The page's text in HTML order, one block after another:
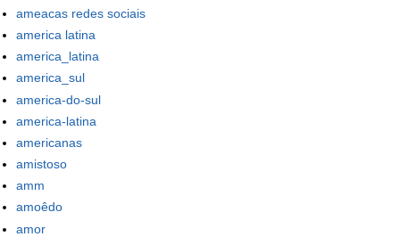
ameacas redes sociais
america latina
america_latina
america_sul
america-do-sul
america-latina
americanas
amistoso
amm
amoêdo
amor